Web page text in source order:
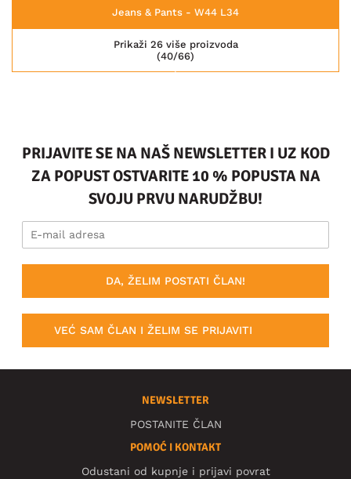
Jeans & Pants - W44 L34
(40/66)
Prikaži 26 više proizvoda
PRIJAVITE SE NA NAŠ NEWSLETTER I UZ KOD
ZA POPUST OSTVARITE 10 % POPUSTA NA
SVOJU PRVU NARUDŽBU!
DA, ŽELIM POSTATI ČLAN!
VEĆ SAM ČLAN I ŽELIM SE PRIJAVITI
NEWSLETTER
POSTANITE ČLAN
POMOĆ I KONTAKT
Odustani od kupnje i prijavi povrat